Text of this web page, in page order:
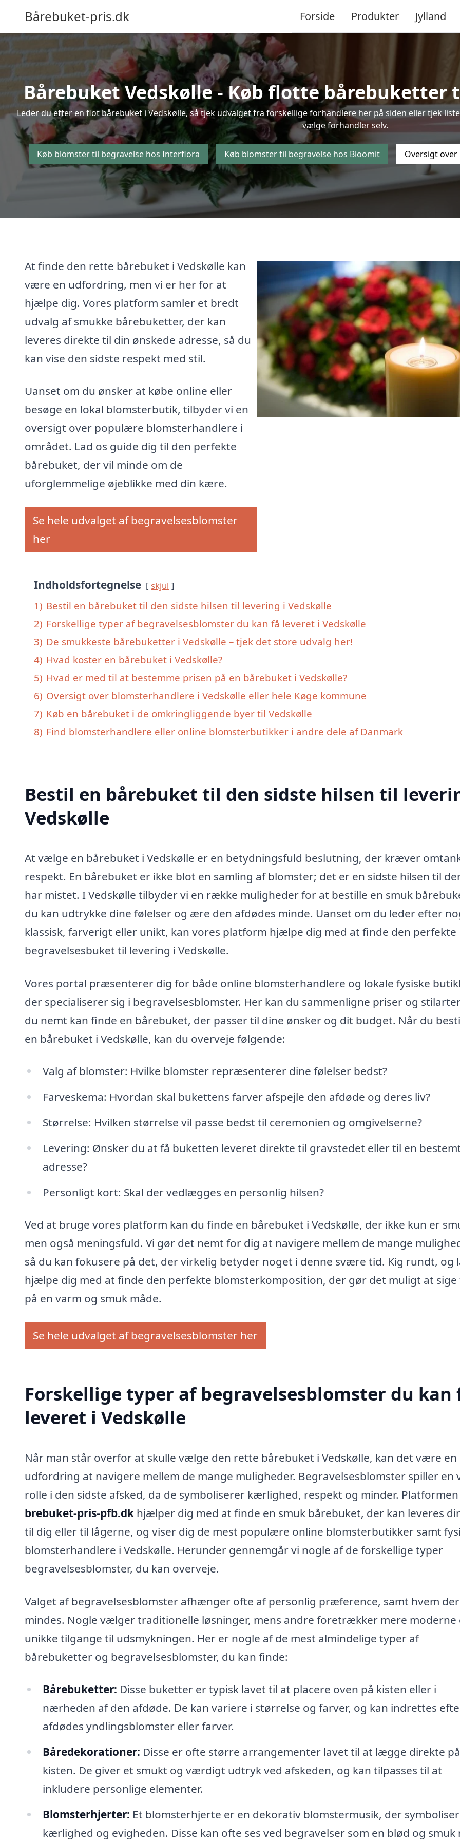
Bårebuket-pris.dk Forside Produkter Jylland
Bårebuket Vedskølle - Køb flotte bårebuketter
Leder du efter en flot bårebuket i Vedskølle, så tjek udvalget fra forskellige forhandlere her på siden eller tjek
vælge forhandler selv.
Køb blomster til begravelse hos Interflora Køb blomster til begravelse hos Bloomit Oversigt
At finde den rette bårebuket i Vedskølle kan
være en udfordring, men vi er her for at
hjælpe dig. Vores platform samler et bredt
udvalg af smukke bårebuketter, der kan
leveres direkte til din ønskede adresse, så du
kan vise den sidste respekt med stil.
Uanset om du ønsker at købe online eller
besøge en lokal blomsterbutik, tilbyder vi en
oversigt over populære blomsterhandlere i
området. Lad os guide dig til den perfekte
bårebuket, der vil minde om de
uforglemmelige øjeblikke med din kære.
Se hele udvalget af begravelsesblomster
her
Indholdsfortegnelse skjul
1) Bestil en bårebuket til den sidste hilsen til levering i Vedskølle
2) Forskellige typer af begravelsesblomster du kan få leveret i Vedskølle
3) De smukkeste bårebuketter i Vedskølle – tjek det store udvalg her!
4) Hvad koster en bårebuket i Vedskølle?
5) Hvad er med til at bestemme prisen på en bårebuket i Vedskølle?
6) Oversigt over blomsterhandlere i Vedskølle eller hele Køge kommune
7) Køb en bårebuket i de omkringliggende byer til Vedskølle
8) Find blomsterhandlere eller online blomsterbutikker i andre dele af Danmark
Bestil en bårebuket til den sidste hilsen til
Vedskølle
At vælge en bårebuket i Vedskølle er en betydningsfuld beslutning, der kræver
respekt. En bårebuket er ikke blot en samling af blomster; det er en sidste hilsen til
har mistet. I Vedskølle tilbyder vi en række muligheder for at bestille en smuk
du kan udtrykke dine følelser og ære den afdødes minde. Uanset om du leder efter
klassisk, farverigt eller unikt, kan vores platform hjælpe dig med at finde den perfekte
begravelsesbuket til levering i Vedskølle.
Vores portal præsenterer dig for både online blomsterhandlere og lokale fysiske
der specialiserer sig i begravelsesblomster. Her kan du sammenligne priser og
du nemt kan finde en bårebuket, der passer til dine ønsker og dit budget. Når du
en bårebuket i Vedskølle, kan du overveje følgende:
Valg af blomster: Hvilke blomster repræsenterer dine følelser bedst?
Farveskema: Hvordan skal bukettens farver afspejle den afdøde og deres liv?
Størrelse: Hvilken størrelse vil passe bedst til ceremonien og omgivelserne?
Levering: Ønsker du at få buketten leveret direkte til gravstedet eller til en
adresse?
Personligt kort: Skal der vedlægges en personlig hilsen?
Ved at bruge vores platform kan du finde en bårebuket i Vedskølle, der ikke kun er
men også meningsfuld. Vi gør det nemt for dig at navigere mellem de mange
så du kan fokusere på det, der virkelig betyder noget i denne svære tid. Kig rundt, og
hjælpe dig med at finde den perfekte blomsterkomposition, der gør det muligt at sige
på en varm og smuk måde.
Se hele udvalget af begravelsesblomster her
Forskellige typer af begravelsesblomster du kan
leveret i Vedskølle
Når man står overfor at skulle vælge den rette bårebuket i Vedskølle, kan det være en
udfordring at navigere mellem de mange muligheder. Begravelsesblomster spiller en
rolle i den sidste afsked, da de symboliserer kærlighed, respekt og minder. Platformen
brebuket-pris-pfb.dk hjælper dig med at finde en smuk bårebuket, der kan leveres
til dig eller til lågerne, og viser dig de mest populære online blomsterbutikker samt
blomsterhandlere i Vedskølle. Herunder gennemgår vi nogle af de forskellige typer
begravelsesblomster, du kan overveje.
Valget af begravelsesblomster afhænger ofte af personlig præference, samt hvem
mindes. Nogle vælger traditionelle løsninger, mens andre foretrækker mere moderne
unikke tilgange til udsmykningen. Her er nogle af de mest almindelige typer af
bårebuketter og begravelsesblomster, du kan finde:
Bårebuketter: Disse buketter er typisk lavet til at placere oven på kisten eller i
nærheden af den afdøde. De kan variere i størrelse og farver, og kan indrettes
afdødes yndlingsblomster eller farver.
Båredekorationer: Disse er ofte større arrangementer lavet til at lægge direkte på
kisten. De giver et smukt og værdigt udtryk ved afskeden, og kan tilpasses til at
inkludere personlige elementer.
Blomsterhjerter: Et blomsterhjerte er en dekorativ blomstermusik, der
kærlighed og evigheden. Disse kan ofte ses ved begravelser som en blød og smuk